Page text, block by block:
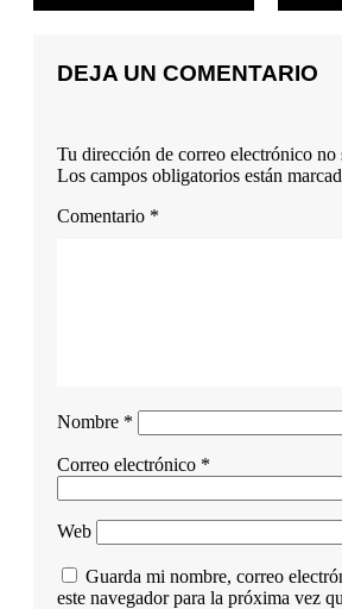
DEJA UN COMENTARIO
Tu dirección de correo electrónico no
Los campos obligatorios están
Comentario *
Nombre *
Correo electrónico *
Web
Guarda mi nombre, correo
este navegador para la próxima vez